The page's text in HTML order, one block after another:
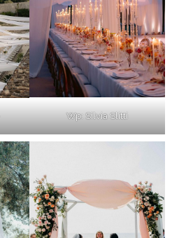
Wp: Silvia Slitti